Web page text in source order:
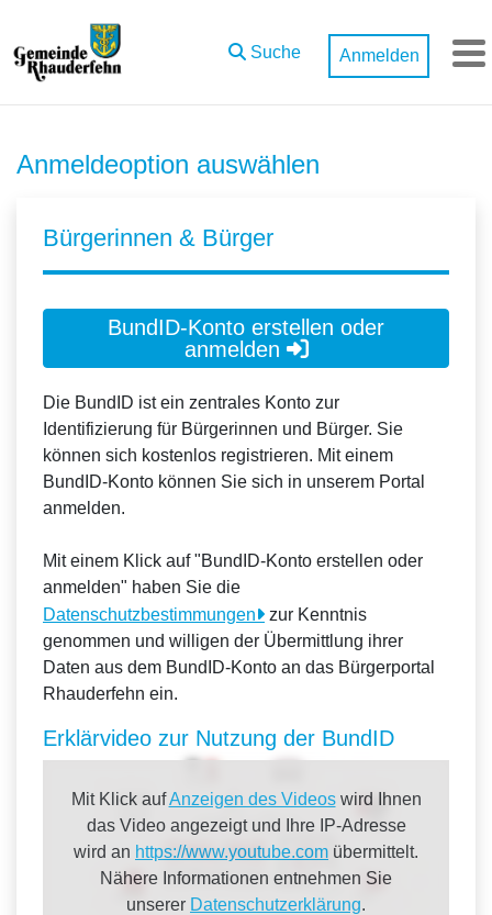
Zum Hauptinhalt springen
Suche Anmelden
Anmeldeoption auswählen
Bürgerinnen & Bürger
BundID-Konto erstellen oder
anmelden
Die BundID ist ein zentrales Konto zur
Identifizierung für Bürgerinnen und Bürger. Sie
können sich kostenlos registrieren. Mit einem
BundID-Konto können Sie sich in unserem Portal
anmelden.
Mit einem Klick auf "BundID-Konto erstellen oder
anmelden" haben Sie die
Datenschutzbestimmungen
zur Kenntnis
genommen und willigen der Übermittlung ihrer
Daten aus dem BundID-Konto an das Bürgerportal
Rhauderfehn ein.
Erklärvideo zur Nutzung der BundID
Mit Klick aufAnzeigen des Videoswird Ihnen
das Video angezeigt und Ihre IP-Adresse
wird an https://www.youtube.com übermittelt.
Nähere Informationen entnehmen Sie
unserer Datenschutzerklärung.